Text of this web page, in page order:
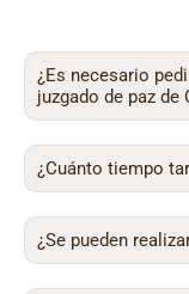
¿Es necesario
juzgado de paz de
¿Cuánto tiempo
¿Se pueden